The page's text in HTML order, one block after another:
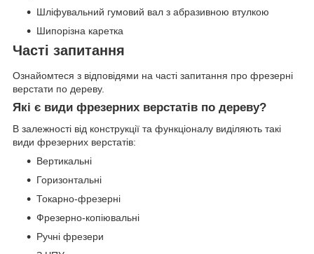
Шліфувальний гумовий вал з абразивною втулкою
Шипорізна каретка
Часті запитання
Ознайомтеся з відповідями на часті запитання про фрезерні
верстати по дереву.
Які є види фрезерних верстатів по дереву?
В залежності від конструкції та функціоналу виділяють такі
види фрезерних верстатів:
Вертикальні
Горизонтальні
Токарно-фрезерні
Фрезерно-копіювальні
Ручні фрезери